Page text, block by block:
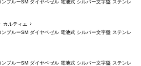
ブルーSM ダイヤベゼル 電池式 シルバー文字盤 ステンレ
カルティエ
ブルーSM ダイヤベゼル 電池式 シルバー文字盤 ステンレ
ブルーSM ダイヤベゼル 電池式 シルバー文字盤 ステンレ